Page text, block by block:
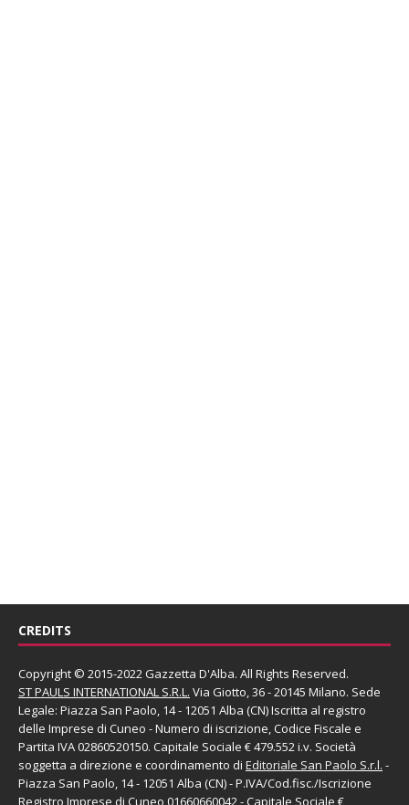
CREDITS
Copyright © 2015-2022 Gazzetta D'Alba. All Rights Reserved.
ST PAULS INTERNATIONAL S.R.L. Via Giotto, 36 - 20145 Milano. Sede
Legale: Piazza San Paolo, 14 - 12051 Alba (CN) Iscritta al registro
delle Imprese di Cuneo - Numero di iscrizione, Codice Fiscale e
Partita IVA 02860520150. Capitale Sociale € 479.552 i.v. Società
soggetta a direzione e coordinamento di Editoriale San Paolo S.r.l. -
Piazza San Paolo, 14 - 12051 Alba (CN) - P.IVA/Cod.fisc./Iscrizione
Registro Imprese di Cuneo 01660660042 - Capitale Sociale €